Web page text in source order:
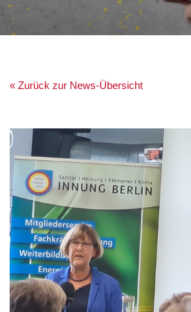
« Zurück zur News-Übersicht